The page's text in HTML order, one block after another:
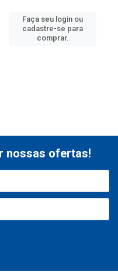
Faça seu login ou
cadastre-se para
comprar.
nossas ofertas!